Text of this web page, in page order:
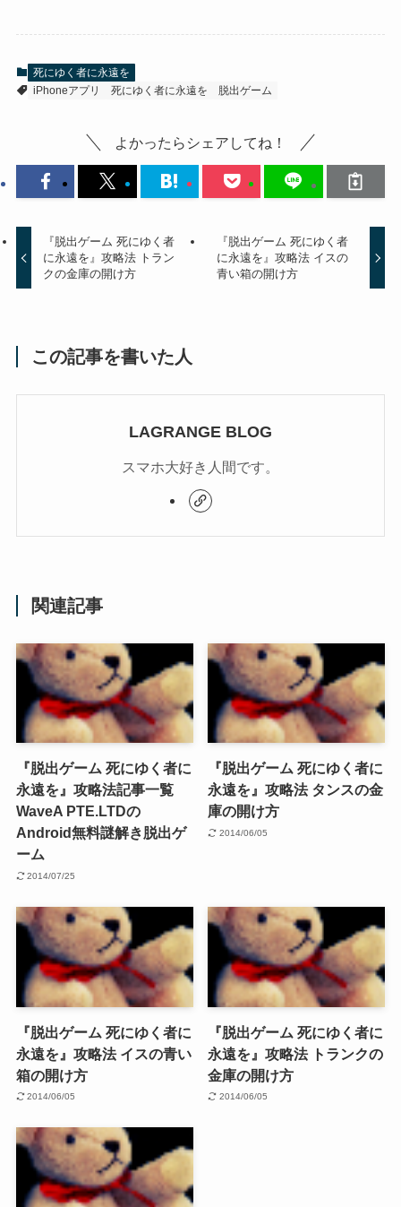
死にゆく者に永遠を
iPhoneアプリ
死にゆく者に永遠を 脱出ゲーム
よかったらシェアしてね！
『脱出ゲーム 死にゆく者
に永遠を』攻略法 トラン
クの金庫の開け方
『脱出ゲーム 死にゆく者
に永遠を』攻略法 イスの
青い箱の開け方
この記事を書いた人
LAGRANGE BLOG
スマホ大好き人間です。
関連記事
『脱出ゲーム 死にゆく者に
永遠を』攻略法記事一覧
WaveA PTE.LTDの
Android無料謎解き脱出ゲ
ーム
2014/07/25
『脱出ゲーム 死にゆく者に
永遠を』攻略法 タンスの金
庫の開け方
2014/06/05
『脱出ゲーム 死にゆく者に
永遠を』攻略法 イスの青い
箱の開け方
2014/06/05
『脱出ゲーム 死にゆく者に
永遠を』攻略法 トランクの
金庫の開け方
2014/06/05